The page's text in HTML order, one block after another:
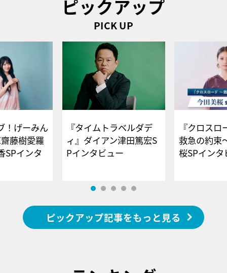
ピックアップ
PICK UP
！げーみん
藤樹愛羅
SPインタ
『タイムトラベルダデ
ィ』ダイアン津田篤宏S
Pインタビュー
『クロス
救急の約束
桜SPイ
ピックアップ記事をもっと見る